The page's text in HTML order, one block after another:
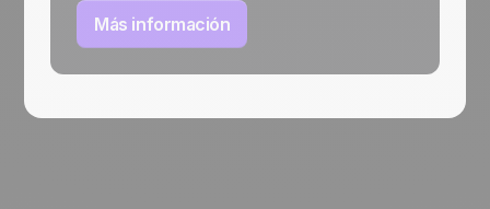
Más información